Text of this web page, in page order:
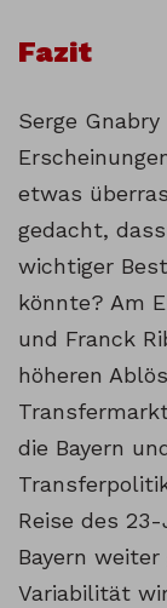
Fazit
Serge
etwas
gedacht,
wichtiger
könnte? Am
und Franck
höheren
die Bayern
Reise des
Bayern
Variabilität